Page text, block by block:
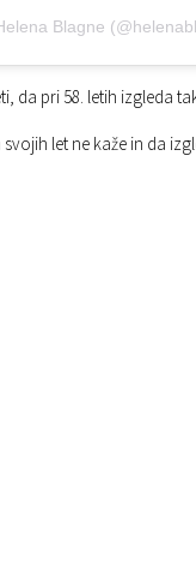
Blagne
da pri 58. letih izgleda
let ne kaže in da